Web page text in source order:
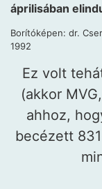
áprilisában
Borítóképen: dr.
1992
Ez volt
(akkor
ahhoz,
becézett